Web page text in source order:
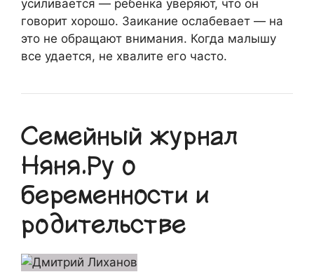
усиливается — ребенка уверяют, что он
говорит хорошо. Заикание ослабевает — на
это не обращают внимания. Когда малышу
все удается, не хвалите его часто.
Семейный журнал
Няня.Ру о
беременности и
родительстве